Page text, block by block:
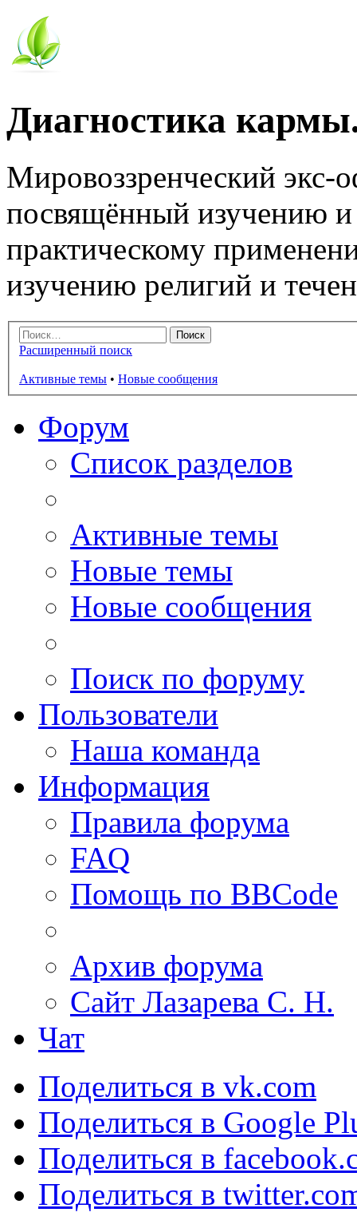
Диагностика
Мировоззренческий
посвящённый изучению
практическому
изучению религий и
Расширенный поиск
Активные темы • Новые сообщения
Форум
Список разделов
Активные темы
Новые темы
Новые сообщения
Поиск по форуму
Пользователи
Наша команда
Информация
Правила форума
FAQ
Помощь по BBCode
Архив форума
Сайт Лазарева С. Н.
Чат
Поделиться в vk.com
Поделиться в Google
Поделиться в
Поделиться в